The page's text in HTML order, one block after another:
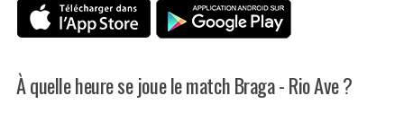
À quelle heure se joue le match Braga - Rio Ave ?